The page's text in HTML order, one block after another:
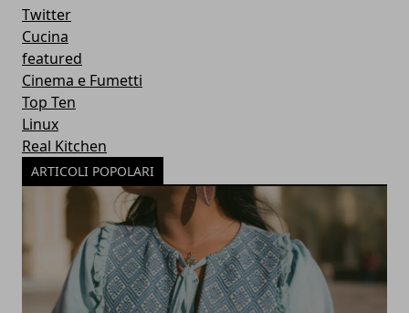
Twitter
Cucina
featured
Cinema e Fumetti
Top Ten
Linux
Real Kitchen
ARTICOLI POPOLARI